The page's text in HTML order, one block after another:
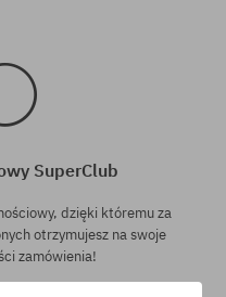
SuperClub
dzięki któremu za
otrzymujesz na swoje
zamówienia!